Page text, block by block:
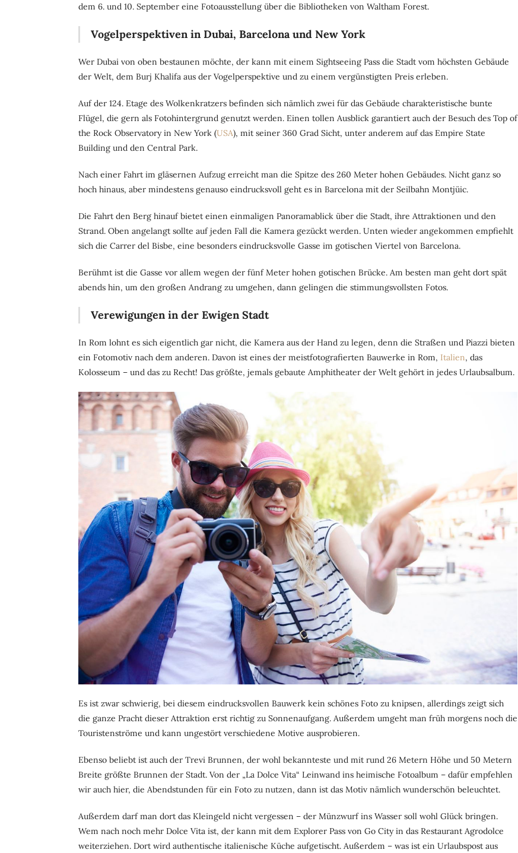
dem 6. und 10. September eine Fotoausstellung über die Bibliotheken von Waltham Forest.
Vogelperspektiven in Dubai, Barcelona und New York
Wer Dubai von oben bestaunen möchte, der kann mit einem Sightseeing Pass die Stadt vom höchsten Gebäude
der Welt, dem Burj Khalifa aus der Vogelperspektive und zu einem vergünstigten Preis erleben.
Auf der 124. Etage des Wolkenkratzers befinden sich nämlich zwei für das Gebäude charakteristische bunte
Flügel, die gern als Fotohintergrund genutzt werden. Einen tollen Ausblick garantiert auch der Besuch des Top of
the Rock Observatory in New York (USA), mit seiner 360 Grad Sicht, unter anderem auf das Empire State
Building und den Central Park.
Nach einer Fahrt im gläsernen Aufzug erreicht man die Spitze des 260 Meter hohen Gebäudes. Nicht ganz so
hoch hinaus, aber mindestens genauso eindrucksvoll geht es in Barcelona mit der Seilbahn Montjüic.
Die Fahrt den Berg hinauf bietet einen einmaligen Panoramablick über die Stadt, ihre Attraktionen und den
Strand. Oben angelangt sollte auf jeden Fall die Kamera gezückt werden. Unten wieder angekommen empfiehlt
sich die Carrer del Bisbe, eine besonders eindrucksvolle Gasse im gotischen Viertel von Barcelona.
Berühmt ist die Gasse vor allem wegen der fünf Meter hohen gotischen Brücke. Am besten man geht dort spät
abends hin, um den großen Andrang zu umgehen, dann gelingen die stimmungsvollsten Fotos.
Verewigungen in der Ewigen Stadt
In Rom lohnt es sich eigentlich gar nicht, die Kamera aus der Hand zu legen, denn die Straßen und Piazzi bieten
ein Fotomotiv nach dem anderen. Davon ist eines der meistfotografierten Bauwerke in Rom, Italien, das
Kolosseum – und das zu Recht! Das größte, jemals gebaute Amphitheater der Welt gehört in jedes Urlaubsalbum.
Es ist zwar schwierig, bei diesem eindrucksvollen Bauwerk kein schönes Foto zu knipsen, allerdings zeigt sich
die ganze Pracht dieser Attraktion erst richtig zu Sonnenaufgang. Außerdem umgeht man früh morgens noch die
Touristenströme und kann ungestört verschiedene Motive ausprobieren.
Ebenso beliebt ist auch der Trevi Brunnen, der wohl bekannteste und mit rund 26 Metern Höhe und 50 Metern
Breite größte Brunnen der Stadt. Von der „La Dolce Vita“ Leinwand ins heimische Fotoalbum – dafür empfehlen
wir auch hier, die Abendstunden für ein Foto zu nutzen, dann ist das Motiv nämlich wunderschön beleuchtet.
Außerdem darf man dort das Kleingeld nicht vergessen – der Münzwurf ins Wasser soll wohl Glück bringen.
Wem nach noch mehr Dolce Vita ist, der kann mit dem Explorer Pass von Go City in das Restaurant Agrodolce
weiterziehen. Dort wird authentische italienische Küche aufgetischt. Außerdem – was ist ein Urlaubspost aus